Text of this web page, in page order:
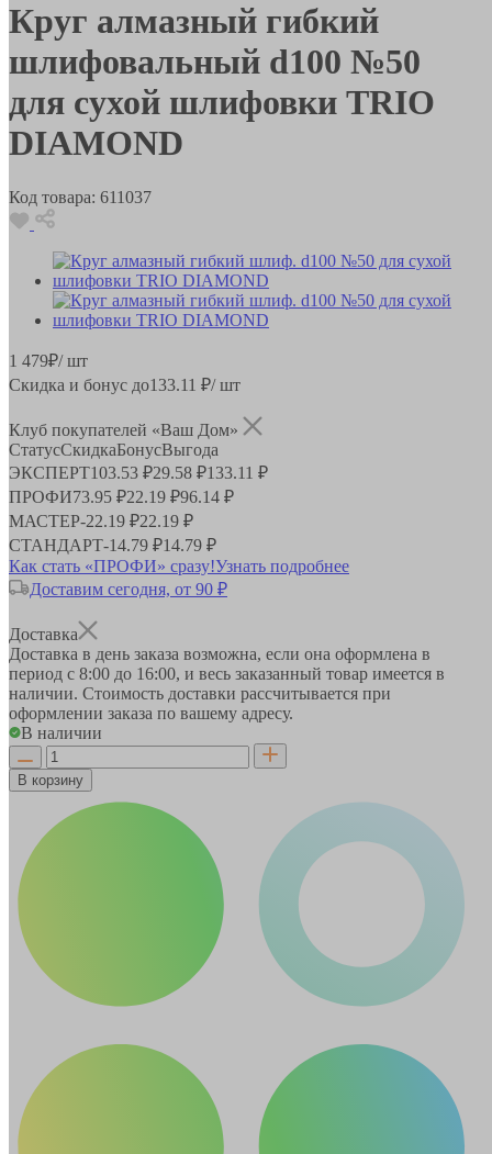
Круг алмазный гибкий
шлифовальный d100 №50
для сухой шлифовки TRIO
DIAMOND
Код товара: 611037
1 479₽/ шт
Скидка и бонус до133.11 ₽/ шт
Клуб покупателей «Ваш Дом»
СтатусСкидкаБонусВыгода
ЭКСПЕРТ103.53 ₽29.58 ₽133.11 ₽
ПРОФИ73.95 ₽22.19 ₽96.14 ₽
МАСТЕР-22.19 ₽22.19 ₽
СТАНДАРТ-14.79 ₽14.79 ₽
Как стать «ПРОФИ» сразу!Узнать подробнее
Доставим сегодня, от 90 ₽
Доставка
Доставка в день заказа возможна, если она оформлена в
период с 8:00 до 16:00, и весь заказанный товар имеется в
наличии. Стоимость доставки рассчитывается при
оформлении заказа по вашему адресу.
В наличии
В корзину